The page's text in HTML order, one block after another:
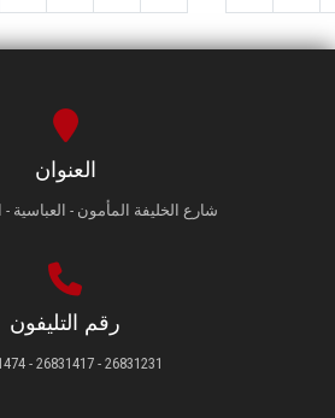
العنوان
شارع الخليفة المأمون - العباسية
رقم التليفون
26831231 - 26831417 - 26831474